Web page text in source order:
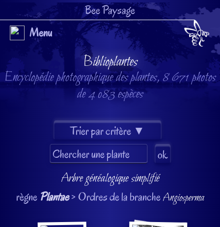
Bee Paysage
Menu
Biblioplantes
Encyclopédie photographique des plantes, 8 671 photos
de 4 083 espèces
Arbre généalogique simplifié
règne Plantae> Ordres de la brancheAngiosperma